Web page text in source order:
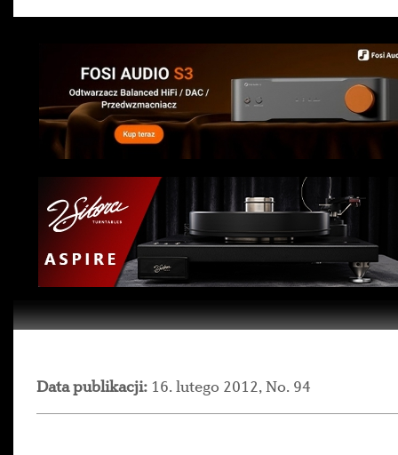
Data publikacji:16. lutego 2012, No. 94